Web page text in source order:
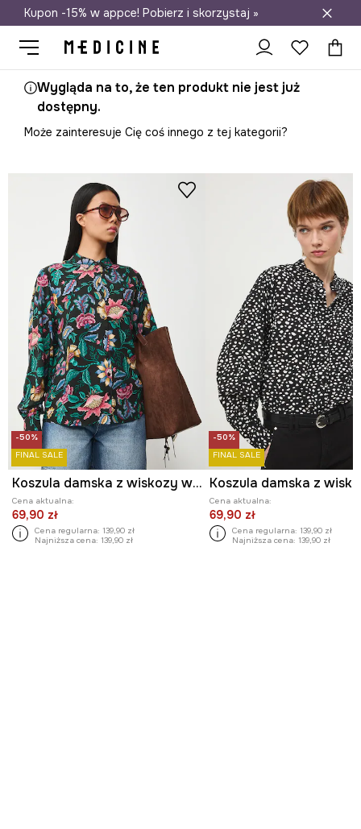
Darmowa dostawa do salonów
Kupon -15% w appce! Pobierz i skorzystaj »
Wygląda na to, że ten produkt nie jest już
dostępny.
Może zainteresuje Cię coś innego z tej kategorii?
-50%
FINAL SALE
Koszula damska z wiskozy wzorzysta
Cena aktualna:
69,90 zł
Cena regularna: 139,90 zł
Najniższa cena: 139,90 zł
-50%
FINAL SALE
Cena aktualna:
69,90 zł
Cena regularna: 139,90 zł
Najniższa cena: 139,90 zł